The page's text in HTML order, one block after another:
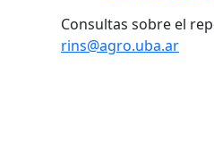
Consultas sobre el
rins@agro.uba.ar